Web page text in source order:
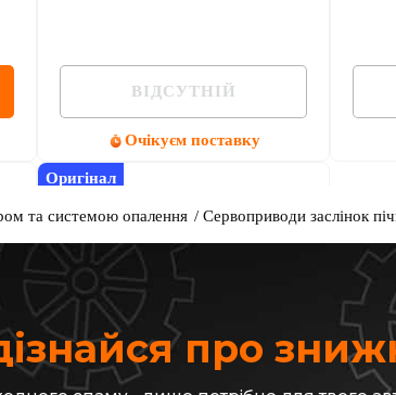
ВІДСУТНІЙ
Очікуєм поставку
Оригінал
та системою опалення Сервоприводи заслінок
про